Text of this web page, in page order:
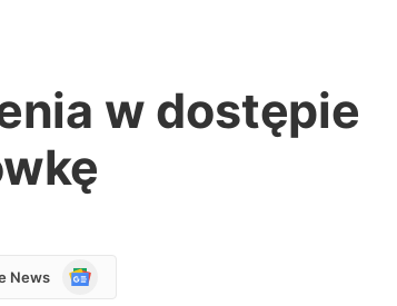
w dostępie
News
Google